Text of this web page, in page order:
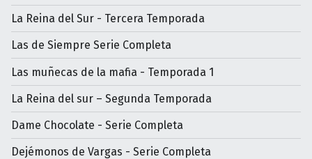
La Reina del Sur - Tercera Temporada
Las de Siempre Serie Completa
Las muñecas de la mafia - Temporada 1
La Reina del sur – Segunda Temporada
Dame Chocolate - Serie Completa
Dejémonos de Vargas - Serie Completa